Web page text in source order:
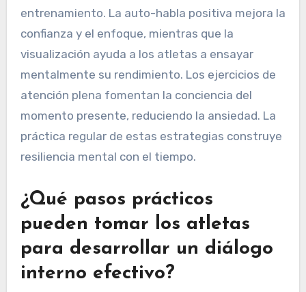
entrenamiento. La auto-habla positiva mejora la
confianza y el enfoque, mientras que la
visualización ayuda a los atletas a ensayar
mentalmente su rendimiento. Los ejercicios de
atención plena fomentan la conciencia del
momento presente, reduciendo la ansiedad. La
práctica regular de estas estrategias construye
resiliencia mental con el tiempo.
¿Qué pasos prácticos
pueden tomar los atletas
para desarrollar un diálogo
interno efectivo?